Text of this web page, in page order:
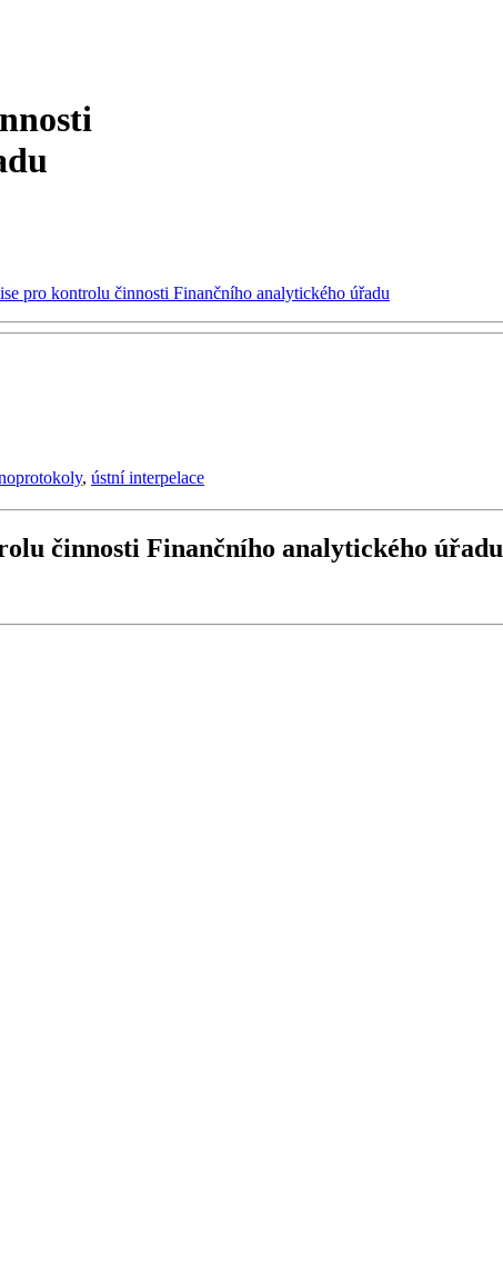
pro kontrolu činnosti Finančního analytického úřadu
, ústní interpelace
činnosti Finančního analytického úřadu